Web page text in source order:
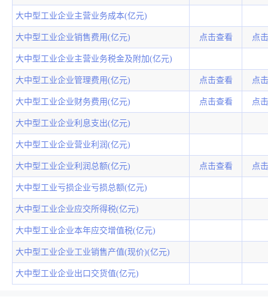
大中型工业企业主营业务成本(亿元)
大中型工业企业销售费用(亿元) 点击查看 点
大中型工业企业主营业务税金及附加(亿元)
大中型工业企业管理费用(亿元) 点击查看 点
大中型工业企业财务费用(亿元) 点击查看 点
大中型工业企业利息支出(亿元)
大中型工业企业营业利润(亿元)
大中型工业企业利润总额(亿元) 点击查看 点
大中型工业亏损企业亏损总额(亿元)
大中型工业企业应交所得税(亿元)
大中型工业企业本年应交增值税(亿元)
大中型工业企业工业销售产值(现价)(亿元)
大中型工业企业出口交货值(亿元)